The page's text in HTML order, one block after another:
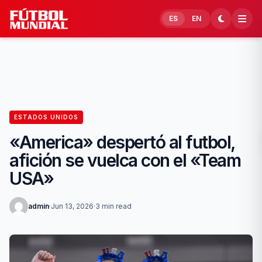
Skip to content
ES EN
ESTADOS UNIDOS
«America» despertó al futbol,
afición se vuelca con el «Team
USA»
admin·Jun 13, 2026·3 min read